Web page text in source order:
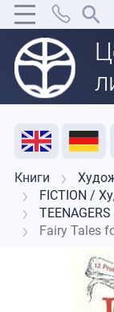
Акция Распродажа Отзывы
Книги
FICTION /
Fairy Tales